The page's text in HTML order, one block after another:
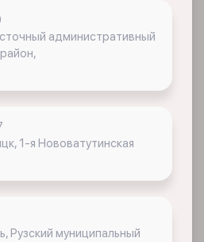
административный
1-я Нововатутинская
Рузский муниципальный